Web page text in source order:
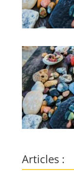
Articles :